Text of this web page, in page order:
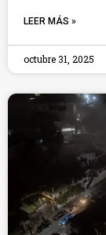
LEER MÁS »
octubre 31, 2025